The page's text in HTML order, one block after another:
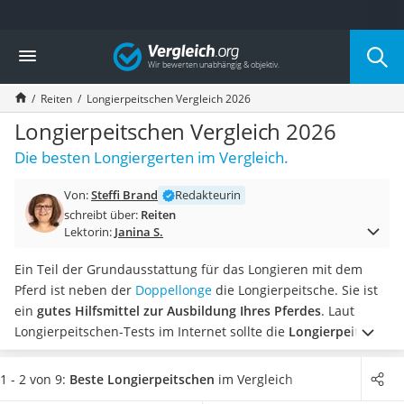
Die beliebtesten Vergleiche nach Kategorie
Freizeit & Sport
Gartentrampolin
Trampolin
Metalldetektor
Eufab-Fahrradträger
Trampolin 366 cm
Aluminium-Koffer
Futterboot
E-Bike-Dreirad
Trekkingschuhe Herren
Reisetasche mit Rollen
Klimmzugstation
Koffer
Nachtsichtgerät
Vergleich
Reiten Longierpeitschen Vergleich 2026
Longierpeitschen Vergleich 2026
Die besten Longiergerten im Vergleich.
Von:Steffi Brand
Redakteurin
schreibt über: Reiten
Lektorin: Janina S.
Ein Teil der Grundausstattung für das Longieren mit dem
Pferd ist neben der Doppellonge die Longierpeitsche. Sie ist
ein gutes Hilfsmittel zur Ausbildung Ihres Pferdes. Laut
Longierpeitschen-Tests im Internet sollte die Longierpeitsche
gut in der Hand liegen, damit sie nicht nach kurzer Zeit
ermüdet. Entscheiden Sie sich für eineinziehbares bzw.
1 - 2 von 9: Beste Longierpeitschen im Vergleich